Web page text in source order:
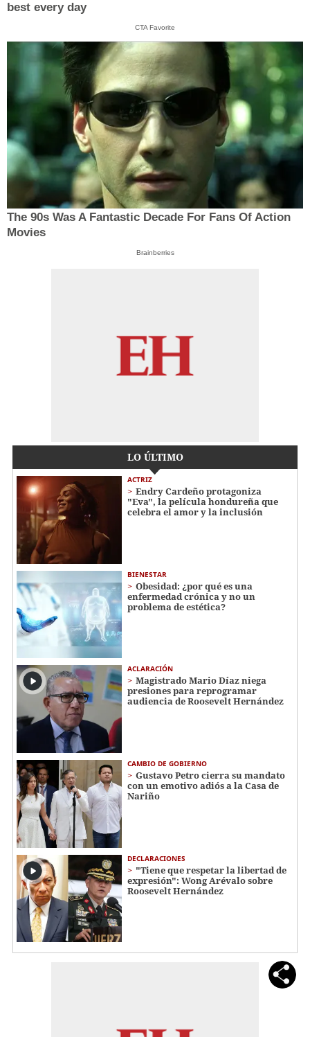
best every day
CTA Favorite
The 90s Was A Fantastic Decade For Fans Of Action
Movies
Brainberries
LO ÚLTIMO
ACTRIZ
Endry Cardeño protagoniza
"Eva", la película hondureña que
celebra el amor y la inclusión
BIENESTAR
Obesidad: ¿por qué es una
enfermedad crónica y no un
problema de estética?
ACLARACIÓN
Magistrado Mario Díaz niega
presiones para reprogramar
audiencia de Roosevelt Hernández
CAMBIO DE GOBIERNO
Gustavo Petro cierra su mandato
con un emotivo adiós a la Casa de
Nariño
DECLARACIONES
"Tiene que respetar la libertad de
expresión": Wong Arévalo sobre
Roosevelt Hernández